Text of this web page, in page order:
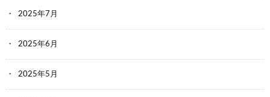
2025年7月
2025年6月
2025年5月